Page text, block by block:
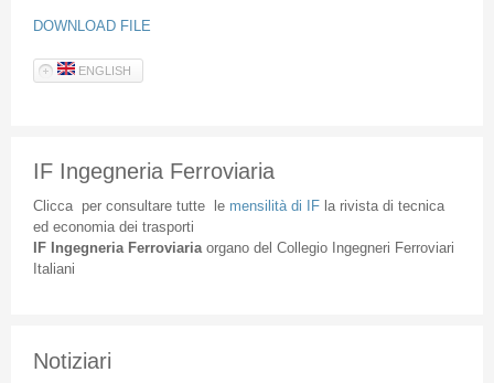
DOWNLOAD FILE
ENGLISH
IF Ingegneria Ferroviaria
Cliccaper consultare tuttele mensilità di IFla rivista di tecnica
ed economia dei trasporti
IF Ingegneria Ferroviaria organodel Collegio Ingegneri Ferroviari
Italiani
Notiziari